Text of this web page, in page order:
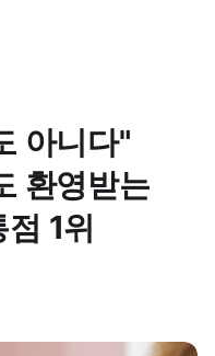
아니다"
환영받는
1위